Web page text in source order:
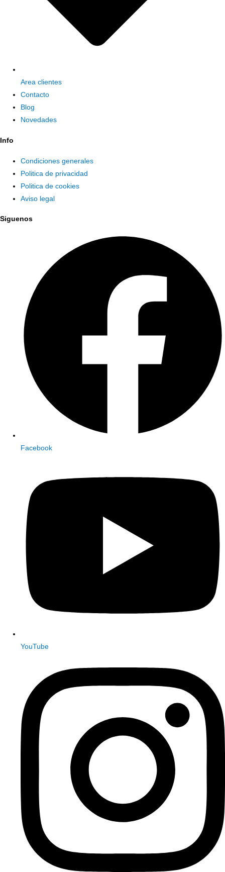
Area clientes
Contacto
Blog
Novedades
Info
Condiciones generales
Politica de privacidad
Politica de cookies
Aviso legal
Siguenos
Facebook
YouTube